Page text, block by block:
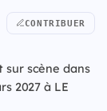
CONTRIBUER
scène dans
2027 à LE